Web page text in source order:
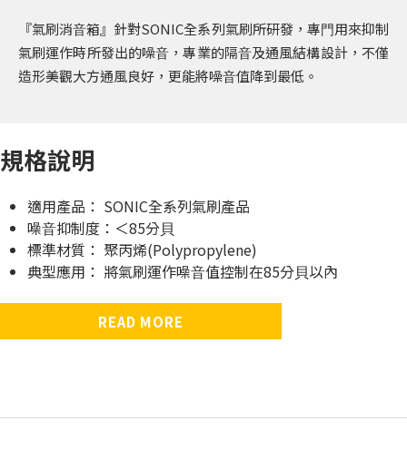
『氣刷消⾳箱』針對SONIC全系列氣刷所研發，專⾨⽤來抑制
氣刷運作時所發出的噪⾳，專業的隔⾳及通風結構設計，不僅
造形美觀⼤⽅通風良好，更能將噪⾳值降到最低。
規格說明
適⽤產品： SONIC全系列氣刷產品
噪⾳抑制度：＜85分⾙
標準材質： 聚丙烯(Polypropylene)
典型應⽤： 將氣刷運作噪⾳值控制在85分⾙以內
READ MORE
『風刀固定托架』針對SONIC全系列風刀及噴嘴的安裝所
研發，可快速進行調整風刀或噴嘴的出風方向，方便工作
客製化的專業設計，整合風刀、歧管及排水功能，
於鼓風機吹乾作業時，吹除的水不會飛濺於作業環
鼓風機風刀系統配管工程，將氣源一分為二時使用。內外
表面拋光處理，表面光滑壓損低。
不銹鋼材質耐用度高，內外表面拋光處理，表面光
滑壓損低。
不銹鋼材質耐用度高，內外表面拋光處理，表面光
滑壓損低。
『橡膠套管及管束』為SONIC公司研發的配管零
件，為鼓風機風刀系統提供一種全新的管路銜接方
SONIC同軸式HEPA/ULPA過濾器，是全世界唯一
安裝在鼓風機出口側的過濾器，為您提供
蝶閥表面光滑壓損低，特殊設計的旋轉機構，無段調整風
量大小，風量調整不費力。
濾材更換警示計，適時提醒您保養或更換時間，避
免髒污的氣源污染您的產品及損壞鼓風機。
本產品針對SONIC全系列鼓風機所研發，專門用來過濾進
氣源，確保氣體潔淨度，及避免鼓風機吸入異物導致鼓風